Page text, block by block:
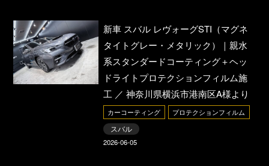
新車 スバル レヴォーグSTI（マグネ
タイトグレー・メタリック）｜親水
系スタンダードコーティング＋ヘッ
ドライトプロテクションフィルム施
工 ／ 神奈川県横浜市港南区A様より
カーコーティング プロテクションフィルム
スバル
2026-06-05